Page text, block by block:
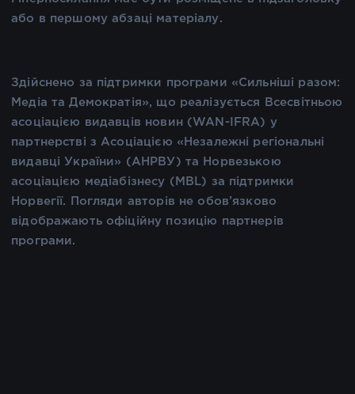
або в першому абзаці матеріалу.
Здійснено за підтримки програми «Сильніші разом:
Медіа та Демократія», що реалізується Всесвітньою
асоціацією видавців новин (WAN-IFRA) у
партнерстві з Асоціацією «Незалежні регіональні
видавці України» (АНРВУ) та Норвезькою
асоціацією медіабізнесу (MBL) за підтримки
Норвегії. Погляди авторів не обов’язково
відображають офіційну позицію партнерів
програми.